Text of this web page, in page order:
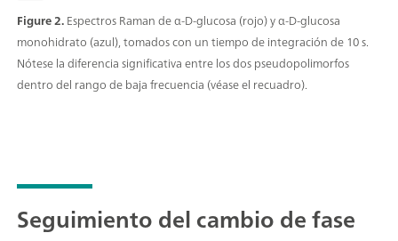
Figure 2.Espectros Raman de α-D-glucosa (rojo) y α-D-glucosa
monohidrato (azul), tomados con un tiempo de integración de 10 s.
Nótese la diferencia significativa entre los dos pseudopolimorfos
dentro del rango de baja frecuencia (véase el recuadro).
Seguimiento del cambio de fase